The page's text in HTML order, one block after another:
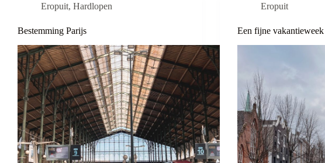
Eropuit, Hardlopen
Bestemming Parijs
Eropuit
Een fijne vakantieweek